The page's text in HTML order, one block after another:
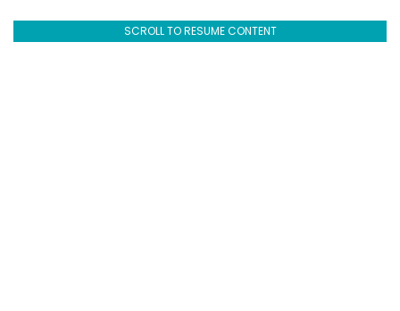
SCROLL TO RESUME CONTENT